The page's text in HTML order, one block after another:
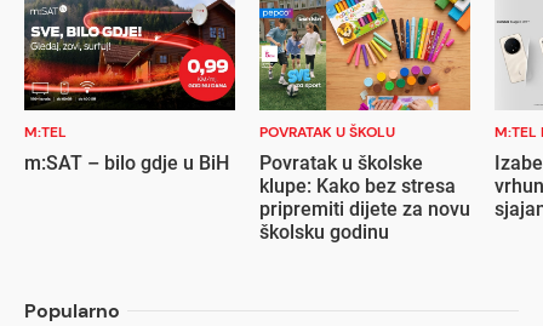
M:TEL
m:SAT – bilo gdje u BiH
POVRATAK U ŠKOLU
Povratak u školske
klupe: Kako bez stresa
pripremiti dijete za novu
školsku godinu
M:TEL
Popularno